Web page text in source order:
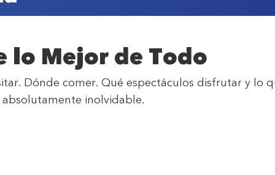
lo Mejor de Todo
Dónde comer. Qué espectáculos disfrutar y lo
inolvidable.